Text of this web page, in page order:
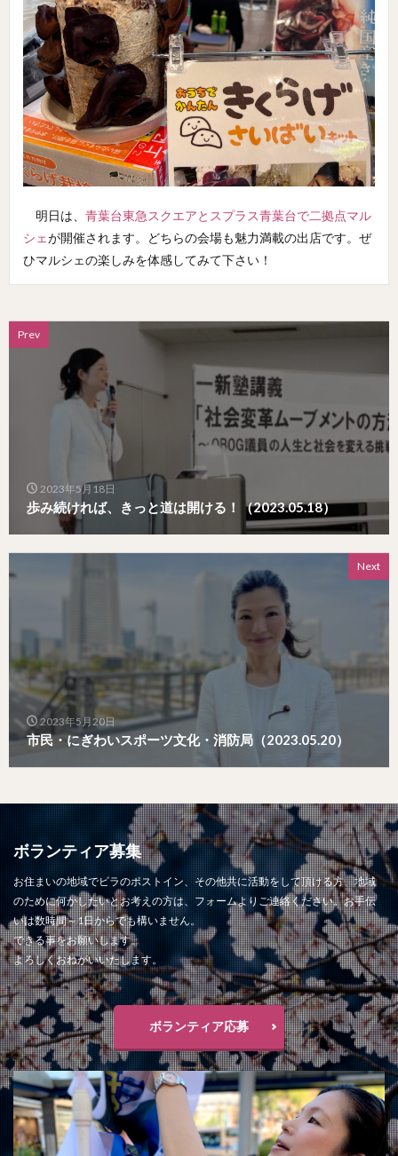
明日は、 青葉台東急スクエアとスプラス青葉台で二拠点マル
シェが開催されます。どちらの会場も魅力満載の出店です。ぜ
ひマルシェの楽しみを体感してみて下さい！
Prev
2023年5月18日
歩み続ければ、きっと道は開ける！（2023.05.18）
Next
2023年5月20日
市民・にぎわいスポーツ文化・消防局（2023.05.20）
ボランティア募集
お住まいの地域でビラのポストイン、その他共に活動をして頂ける方、地域
のために何かしたいとお考えの方は、フォームよりご連絡ください。お手伝
いは数時間～1日からでも構いません。
できる事をお願いします。
よろしくおねがいいたします。
ボランティア応募